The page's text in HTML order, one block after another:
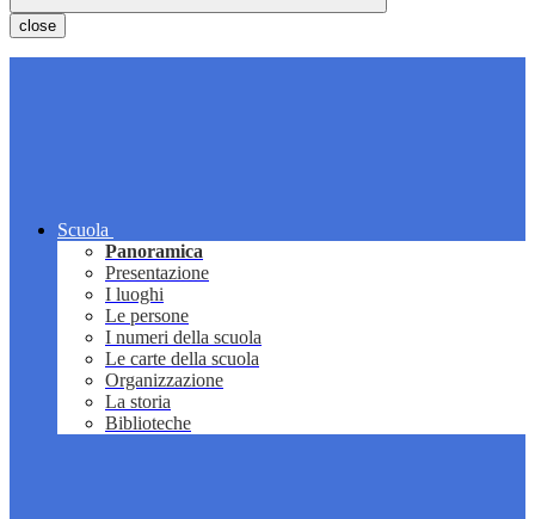
close
Scuola
Panoramica
Presentazione
I luoghi
Le persone
I numeri della scuola
Le carte della scuola
Organizzazione
La storia
Biblioteche